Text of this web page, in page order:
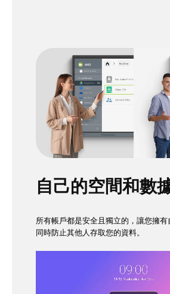
自己的空間和數
所有帳戶都是安全且獨立的，讓您擁有
同時防止其他人存取您的資料。